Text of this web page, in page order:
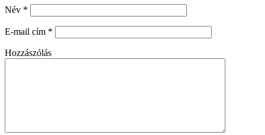
Név *
E-mail cím *
Hozzászólás